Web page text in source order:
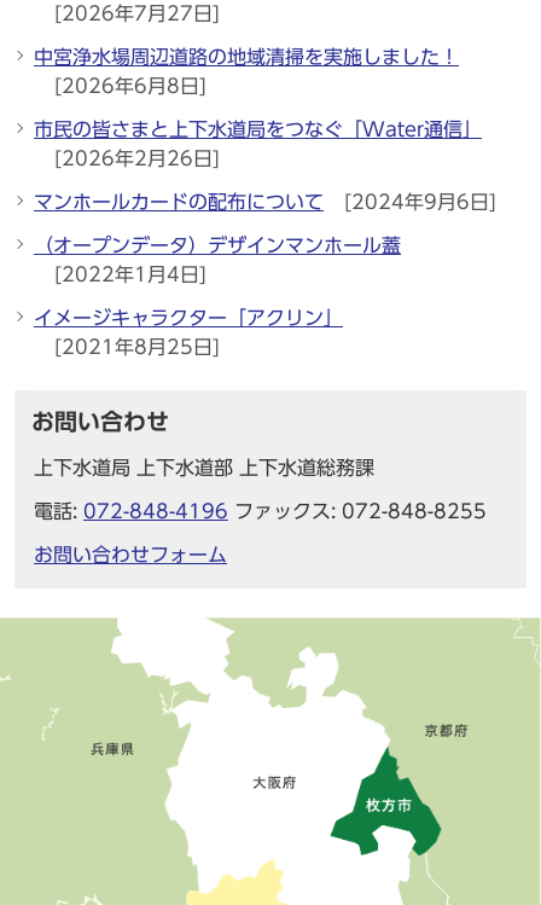
[2026年7月27日]
中宮浄水場周辺道路の地域清掃を実施しました！
[2026年6月8日]
市民の皆さまと上下水道局をつなぐ「Water通信」
[2026年2月26日]
マンホールカードの配布について [2024年9月6日]
（オープンデータ）デザインマンホール蓋
[2022年1月4日]
イメージキャラクター「アクリン」
[2021年8月25日]
お問い合わせ
上下水道局 上下水道部 上下水道総務課
電話: 072-848-4196 ファックス: 072-848-8255
お問い合わせフォーム